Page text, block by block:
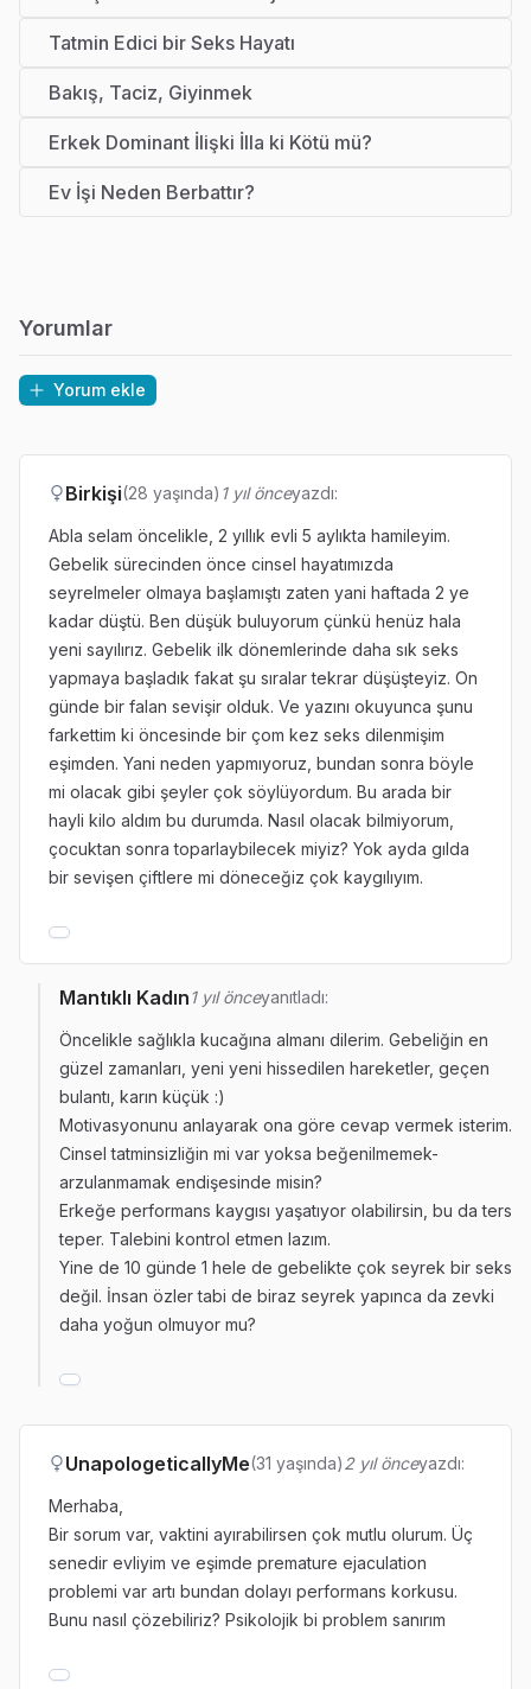
Tatmin Edici bir Seks Hayatı
Bakış, Taciz, Giyinmek
Erkek Dominant İlişki İlla ki Kötü mü?
Ev İşi Neden Berbattır?
Yorumlar
Yorum ekle
Birkişi(28 yaşında) 1 yıl önceyazdı:
Abla selam öncelikle, 2 yıllık evli 5 aylıkta hamileyim.
Gebelik sürecinden önce cinsel hayatımızda
seyrelmeler olmaya başlamıştı zaten yani haftada 2 ye
kadar düştü. Ben düşük buluyorum çünkü henüz hala
yeni sayılırız. Gebelik ilk dönemlerinde daha sık seks
yapmaya başladık fakat şu sıralar tekrar düşüşteyiz. On
günde bir falan sevişir olduk. Ve yazını okuyunca şunu
farkettim ki öncesinde bir çom kez seks dilenmişim
eşimden. Yani neden yapmıyoruz, bundan sonra böyle
mi olacak gibi şeyler çok söylüyordum. Bu arada bir
hayli kilo aldım bu durumda. Nasıl olacak bilmiyorum,
çocuktan sonra toparlaybilecek miyiz? Yok ayda gılda
bir sevişen çiftlere mi döneceğiz çok kaygılıyım.
Mantıklı Kadın1 yıl önceyanıtladı:
Öncelikle sağlıkla kucağına almanı dilerim. Gebeliğin en
güzel zamanları, yeni yeni hissedilen hareketler, geçen
bulantı, karın küçük :)
Motivasyonunu anlayarak ona göre cevap vermek isterim.
Cinsel tatminsizliğin mi var yoksa beğenilmemek-
arzulanmamak endişesinde misin?
Erkeğe performans kaygısı yaşatıyor olabilirsin, bu da ters
teper. Talebini kontrol etmen lazım.
Yine de 10 günde 1 hele de gebelikte çok seyrek bir seks
değil. İnsan özler tabi de biraz seyrek yapınca da zevki
daha yoğun olmuyor mu?
UnapologeticallyMe(31 yaşında)2 yıl önceyazdı:
Merhaba,
Bir sorum var, vaktini ayırabilirsen çok mutlu olurum. Üç
senedir evliyim ve eşimde premature ejaculation
problemi var artı bundan dolayı performans korkusu.
Bunu nasıl çözebiliriz? Psikolojik bi problem sanırım